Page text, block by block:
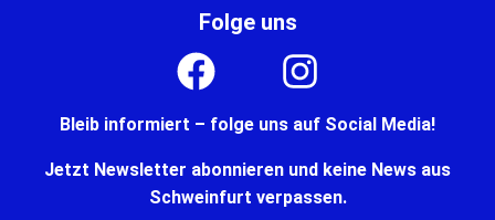
Folge uns
Bleib informiert – folge uns auf Social Media!
Jetzt Newsletter abonnieren und keine News aus
Schweinfurt verpassen.